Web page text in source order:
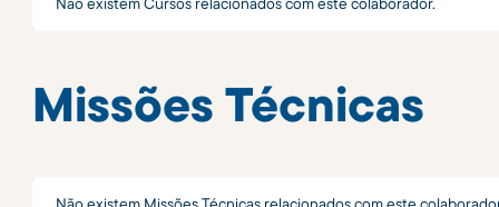
Missões Técnicas